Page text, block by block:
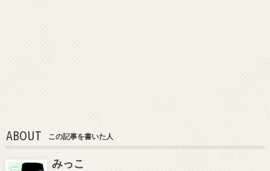
ABOUT この記事を書いた人
みっこ